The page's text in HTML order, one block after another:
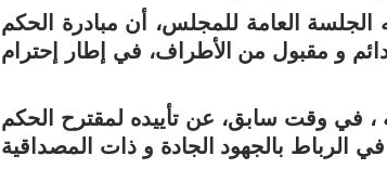
العامة للمجلس، أن مبادرة الحكم
و مقبول من الأطراف، في إطار إحترام
، في وقت سابق، عن تأييده لمقترح الحكم
في الرباط بالجهود الجادة و ذات المصداقية